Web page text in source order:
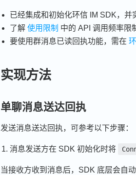
已经集成和初始化环信 IM SDK，
了解使用限制 中的 API 调用频率限
要使用群消息已读回执功能，需在
实现方法
单聊消息送达回执
发送消息送达回执，可参考以下步骤：
消息发送方在 SDK 初始化时将
当接收方收到消息后，SDK 底层会自